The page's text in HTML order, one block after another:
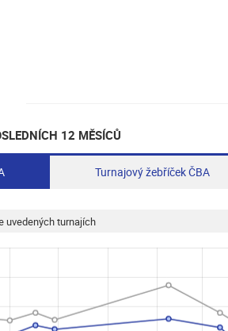
12 MĚSÍCŮ
Turnajový žebříček ČBA
uvedených turnajích